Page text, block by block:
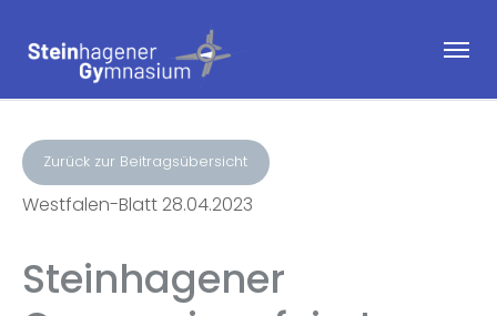
Zurück zur Beitragsübersicht
Westfalen-Blatt 28.04.2023
Steinhagener